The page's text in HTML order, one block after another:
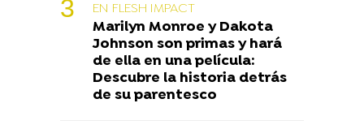
EN FLESH IMPACT
Marilyn Monroe y Dakota
Johnson son primas y hará
de ella en una película:
Descubre la historia detrás
de su parentesco